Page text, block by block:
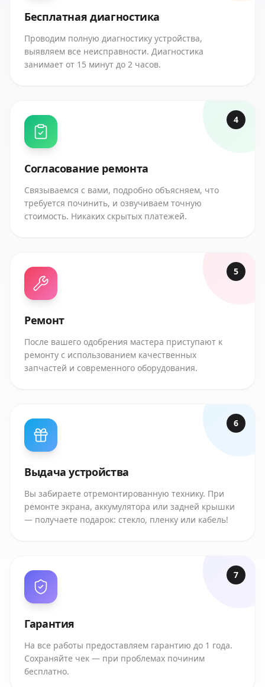
Бесплатная диагностика
Проводим полную диагностику устройства,
выявляем все неисправности. Диагностика
занимает от 15 минут до 2 часов.
4
Согласование ремонта
Связываемся с вами, подробно объясняем, что
требуется починить, и озвучиваем точную
стоимость. Никаких скрытых платежей.
5
Ремонт
После вашего одобрения мастера приступают к
ремонту с использованием качественных
запчастей и современного оборудования.
6
Выдача устройства
Вы забираете отремонтированную технику. При
ремонте экрана, аккумулятора или задней крышки
— получаете подарок: стекло, пленку или кабель!
7
Гарантия
На все работы предоставляем гарантию до 1 года.
Сохраняйте чек — при проблемах починим
бесплатно.